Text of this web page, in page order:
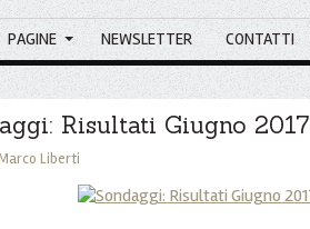
PAGINE NEWSLETTER CONTATTI
Risultati Giugno 2017
Liberti